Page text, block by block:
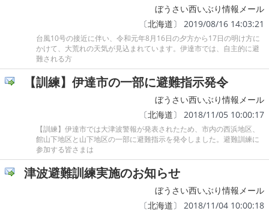
ぼうさい西いぶり情報メール
〔北海道〕 2019/08/16 14:03:21
台風10号の接近に伴い、令和元年8月16日の夕方から17日の明け方に
かけて、大荒れの天気が見込まれています。伊達市では、自主的に避
難される方
【訓練】伊達市の一部に避難指示発令
ぼうさい西いぶり情報メール
〔北海道〕 2018/11/05 10:00:17
【訓練】伊達市では大津波警報が発表されたため、市内の西浜地区、
館山下地区と山下地区の一部に避難指示を発令しました。避難訓練に
参加する皆さまは
津波避難訓練実施のお知らせ
ぼうさい西いぶり情報メール
〔北海道〕 2018/11/04 10:00:18